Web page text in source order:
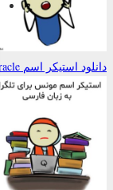
دانلود استیکر اسم Miracle به زبان English برای تلگرام